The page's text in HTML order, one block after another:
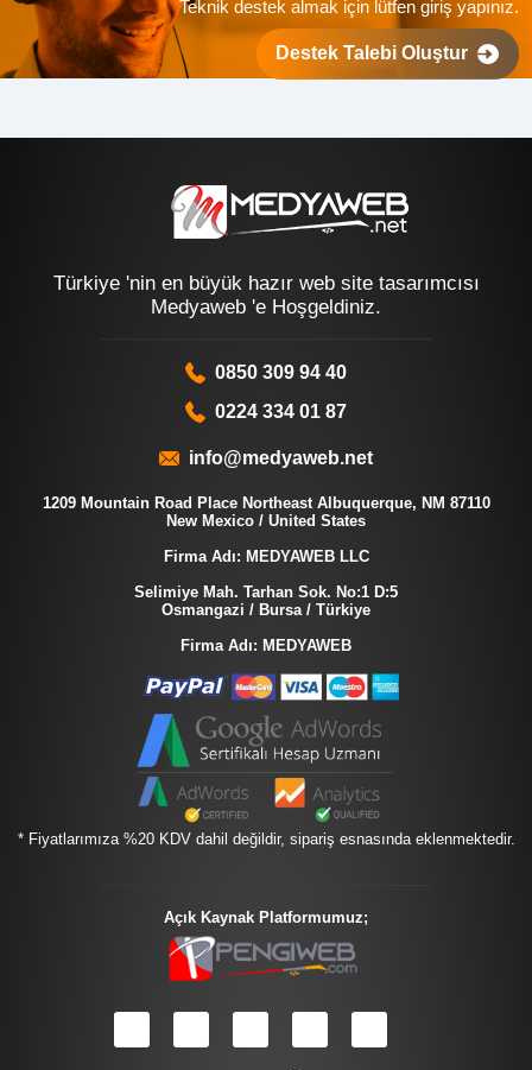
Teknik destek almak için lütfen giriş yapınız.
Destek Talebi Oluştur
Türkiye 'nin en büyük hazır web site tasarımcısı
Medyaweb 'e Hoşgeldiniz.
0850 309 94 40
0224 334 01 87
info@medyaweb.net
1209 Mountain Road Place Northeast Albuquerque, NM 87110
New Mexico / United States
Firma Adı: MEDYAWEB LLC
Selimiye Mah. Tarhan Sok. No:1 D:5
Osmangazi / Bursa / Türkiye
Firma Adı: MEDYAWEB
* Fiyatlarımıza %20 KDV dahil değildir, sipariş esnasında eklenmektedir.
Açık Kaynak Platformumuz;